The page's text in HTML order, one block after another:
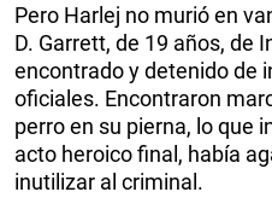
Pero Harlej no murió en
D. Garrett, de 19 años, de
encontrado y detenido de
oficiales. Encontraron
perro en su pierna, lo que
acto heroico final, había
inutilizar al criminal.